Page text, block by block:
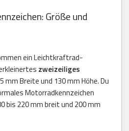
Größe und
ein Leichtkraftrad-
zweizeiliges
mm Breite und 130 mm Höhe. Du
Motorradkennzeichen
bis 220 mm breit und 200 mm